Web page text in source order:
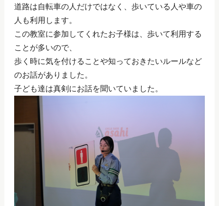
道路は自転車の人だけではなく、歩いている人や車の
人も利用します。
この教室に参加してくれたお子様は、歩いて利用する
ことが多いので、
歩く時に気を付けることや知っておきたいルールなど
のお話がありました。
子ども達は真剣にお話を聞いていました。